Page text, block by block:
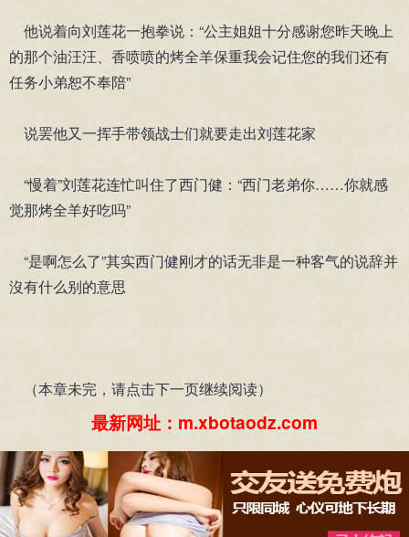
他说着向刘莲花一抱拳说：“公主姐姐十分感谢您昨天晚上
的那个油汪汪、香喷喷的烤全羊保重我会记住您的我们还有
任务小弟恕不奉陪”
说罢他又一挥手带领战士们就要走出刘莲花家
“慢着”刘莲花连忙叫住了西门健：“西门老弟你……你就感
觉那烤全羊好吃吗”
“是啊怎么了”其实西门健刚才的话无非是一种客气的说辞并
沒有什么别的意思
（本章未完，请点击下一页继续阅读）
最新网址：m.xbotaodz.com